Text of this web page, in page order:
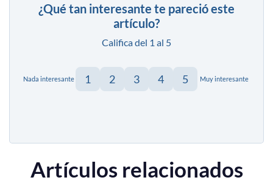
¿Qué tan interesante te pareció este
artículo?
Califica del 1 al 5
Nada interesante 1 2 3 4 5 Muy interesante
Artículos relacionados